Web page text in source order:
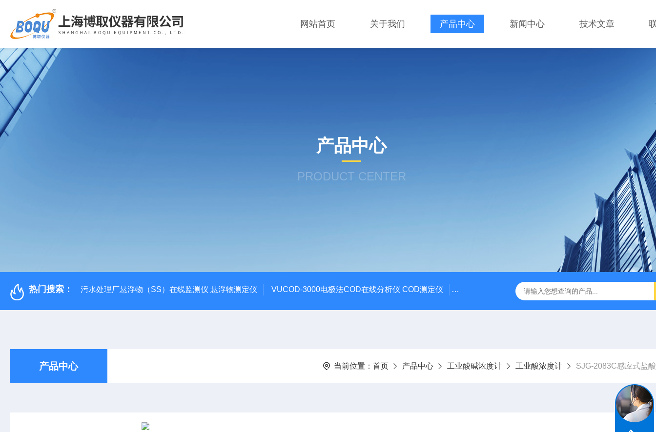
网站首页 关于我们 产品中心 新闻中心 技术文章
产品中心
PRODUCT CENTER
热门搜索： 污水处理厂悬浮物（SS）在线监测仪 悬浮物测定仪 VUCOD-3000电极法COD在线分析仪 COD测定仪 DDG-2090AX耐高温耐压工业电导率仪 在线电导仪
产品中心 当前位置： 首页 产品中心 工业酸碱浓度计 工业酸浓度计 SJG-2083C感应式盐